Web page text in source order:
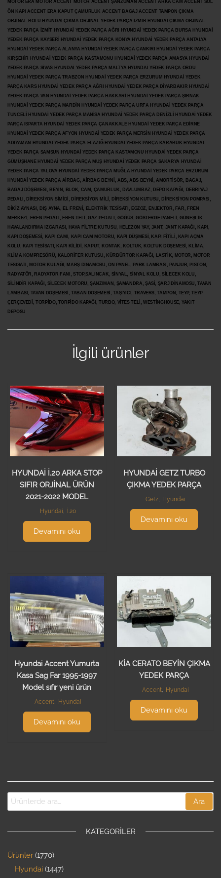
MOTOR ERA MOTOR ACCENT MOTOR ACCENT ŞANZUMAN ACCENT ARKA CAM ACCENT SOL
ÖN KAPI ACCENT ERA KAPUT ÇAMURLUK ACCENT BAGAJ ACCENT TAMPON ÇIKMA
ORJİNAL BOLU HYUNDAİ ÇIKMA ORJİNAL YEDEK PARÇA İZMİR HYUNDAİ ÇIKMA ORJİNAL
YEDEK PARÇA İZMİT HYUNDAİ YEDEK PARÇA AĞRI HYUNDAİ YEDEK PARÇA BURSA HYUNDAİ
YEDEK PARÇA KAYSERİ HYUNDAİ YEDEK PARÇA KONYA HYUNDAİ YEDEK PARÇA ANTALYA
HYUNDAİ YEDEK PARÇA ALANYA HYUNDAİ YEDEK PARÇA ÇANKIRI HYUNDAİ YEDEK PARÇA
KIRŞEHİR HYUNDAİ YEDEK PARÇA KASTAMONU HYUNDAİ YEDEK PARÇA AMASYA HYUNDAİ
YEDEK PARÇA SİVAS HYUNDAİ YEDEK PARÇA MALTYA HYUNDAİ YEDEK PARÇA ORDU
HYUNDAİ YEDEK PARÇA TRABZON HYUNDAİ YEDEK PARÇA ERZURUM HYUNDAİ YEDEK
PARÇA KARS HYUNDAİ YEDEK PARÇA AĞRI HYUNDAİ YEDEK PARÇA DİYARBAKIR HYUNDAİ
YEDEK PARÇA VAN HYUNDAİ YEDEK PARÇA HAKKARİ HYUNDAİ YEDEK PARÇA ŞIRNAK
HYUNDAİ YEDEK PARÇA MARDİN HYUNDAİ YEDEK PARÇA URFA HYUNDAİ YEDEK PARÇA
TUNCELİ HYUNDAİ YEDEK PARÇA MANİSA HYUNDAİ YEDEK PARÇA DENİZLİ HYUNDAİ YEDEK
PARÇA ISPARTA HYUNDAİ YEDEK PARÇA ÇANAKKALE HYUNDAİ YEDEK PARÇA EDİRNE
HYUNDAİ YEDEK PARÇA AFYON HYUNDAİ YEDEK PARÇA MERSİN HYUNDAİ YEDEK PARÇA
ADIYAMAN HYUNDAİ YEDEK PARÇA ELAZIĞ HYUNDAİ YEDEK PARÇA KARABÜK HYUNDAİ
YEDEK PARÇA SAMSUN HYUNDAİ YEDEK PARÇA KASTAMONU HYUNDAİ YEDEK PARÇA
GÜMÜŞHANE HYUNDAİ YEDEK PARÇA MUŞ HYUNDAİ YEDEK PARÇA SAKARYA HYUNDAİ
YEDEK PARÇA YALOVA HYUNDAİ YEDEK PARÇA MUĞLA HYUNDAİ YEDEK PARÇA ERZURUM
HYUNDAİ YEDEK PARÇA AİRBAG, AİRBAG BEYNİ, ABS, ABS BEYNİ, AMORTİSÖR, BAGAJ,
BAGAJ DÖŞEMESİ, BEYİN, BLOK, CAM, ÇAMURLUK, DAVLUMBAZ, DEPO KAPAĞI, DEBRİYAJ
PEDALI, DİREKSİYON SİMİDİ, DİREKSİYON MİLİ, DİREKSİYON KUTUSU, DİREKSİYON POMPASI,
DİKİZ AYNASI, DIŞ AYNA, EL FRENİ, ELEKTRİK TESİSATI, EGZOZ, ENJEKTÖR,
FAR, FREN
MERKEZİ, FREN PEDALI, FREN TELİ, GAZ PEDALI, GÖĞÜS, GÖSTERGE PANELİ, GÜNEŞLİK,
HAVALANDIRMA IZGARASI, HAVA FİLTRE KUTUSU, HELEZON YAY, JANT, JANT KAPAĞI, KAPI,
KAPI DÖŞEMESİ, KAPI CAMI, KAPI CAM MOTORU, KAPI DÜŞMESİ, KAPI FİTİLİ, KAPI AÇMA
KOLU, KAPI TESİSATI, KAPI KİLİDİ, KAPUT, KONTAK, KOLTUK, KOLTUK DÖŞEMESİ, KLİMA,
KLİMA KOMPRESÖRÜ, KALORİFER KUTUSU, KÜRBÜRTÖR KAPAĞI, LASTİK, MOTOR, MOTOR
TESİSATI, MOTOR KULAĞI, MARŞ DİNAMOSU, ÖN PANEL, PARK LAMBASI, PANJUR, PİSTON,
RADYATÖR, RADYATÖR FANI, STOP,SALINCAK, SİNYAL, SİNYAL KOLU, SİLECEK KOLU,
SİLİNDİR KAPAĞI, SİLECEK MOTORU, ŞANZIMAN, ŞAMANDRA, ŞASİ, ŞARJ DİNAMOSU, TAVAN
LAMBASI, TAVAN DÖŞEMESİ, TABAN DÖŞEMESİ, TAŞIYICI, TRAVERS, TAMPON, TEYP, TEYP
ÇERÇEVEDİ, TORPİDO, TORPİDO KAPAĞI, TURBO, VİTES TELİ, WESTİNGHOUSE, YAKIT
DEPOSU
İlgili ürünler
HYUNDAİ İ.20 ARKA STOP
SIFIR ORJİNAL ÜRÜN
2021-2022 MODEL
Hyundai İ.20
Devamını oku
HYUNDAİ GETZ TURBO
ÇIKMA YEDEK PARÇA
Getz, Hyundai
Devamını oku
Hyundai Accent Yumurta
Kasa Sag Far 1995-1997
Model sıfır yeni ürün
Accent Hyundai
Devamını oku
KİA CERATO BEYİN ÇIKMA
YEDEK PARÇA
Accent, Hyundai
Devamını oku
Ara
KATEGORILER
Ürünler 1770
Hyundai 1447